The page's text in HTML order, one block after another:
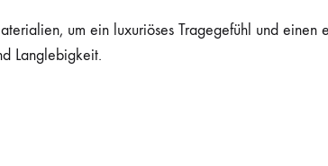
um ein luxuriöses Tragegefühl und
Langlebigkeit.